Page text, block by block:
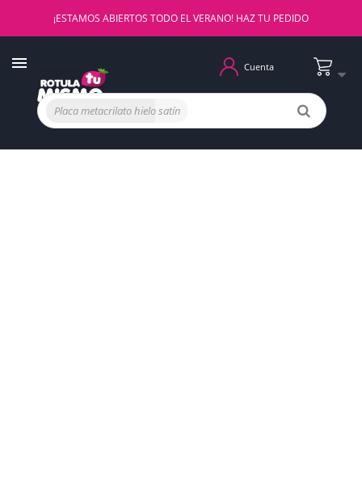
¡ESTAMOS ABIERTOS TODO EL VERANO! HAZ TU PEDIDO
Cuenta